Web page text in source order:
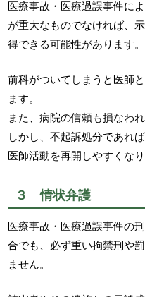
医療事故・医療過誤事件に
が重大なものでなければ、
得できる可能性があります。
前科がついてしまうと医師
ます。
また、病院の信頼も損なわ
しかし、不起訴処分であれ
医師活動を再開しやすくなり
３ 情状弁護
医療事故・医療過誤事件の
合でも、必ず重い拘禁刑や
ません。